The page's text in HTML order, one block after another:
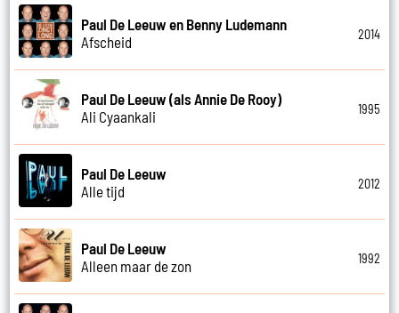
Paul De Leeuw en Benny Ludemann
Afscheid
2014
Paul De Leeuw (als Annie De Rooy)
Ali Cyaankali
1995
Paul De Leeuw
Alle tijd
2012
Paul De Leeuw
Alleen maar de zon
1992